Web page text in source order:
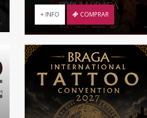
+ INFO COMPRAR